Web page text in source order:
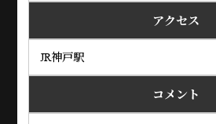
アクセス
JR神戸駅
コメント